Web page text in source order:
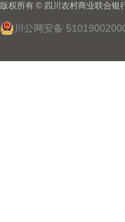
版权所有 © 四川农村商业联合银
川公网安备